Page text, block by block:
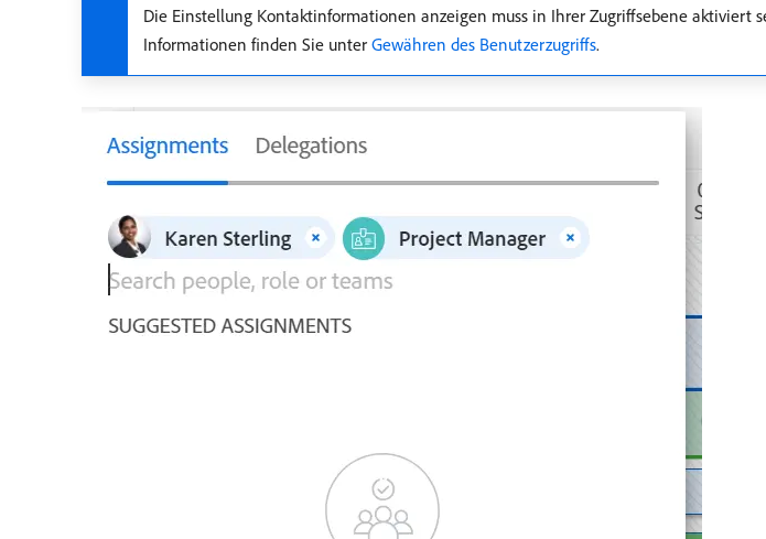
Die Einstellung Kontaktinformationen anzeigen muss in Ihrer Zugriffsebene
Informationen finden Sie unter Gewähren des Benutzerzugriffs.